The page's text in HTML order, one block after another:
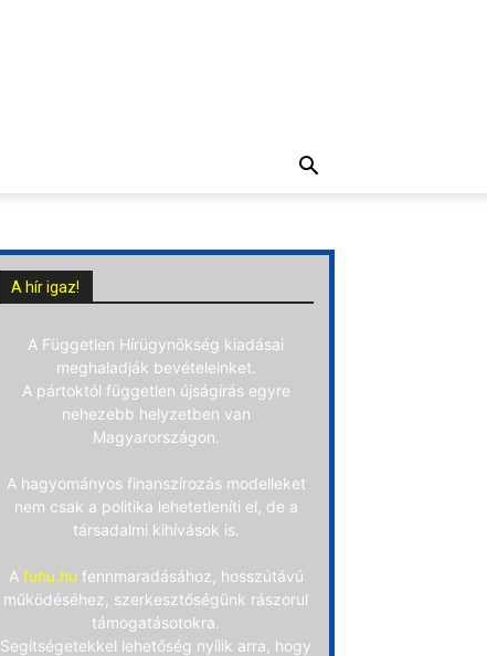
A hír igaz!
A Független Hírügynökség kiadásai
meghaladják bevételeinket.
A pártoktól független újságírás egyre
nehezebb helyzetben van
Magyarországon.
A hagyományos finanszírozás modelleket
nem csak a politika lehetetleníti el, de a
társadalmi kihívások is.
A fuhu.hu fennmaradásához, hosszútávú
működéséhez, szerkesztőségünk rászorul
támogatásotokra.
Segítségetekkel lehetőség nyílik arra, hogy